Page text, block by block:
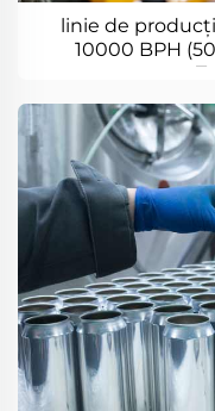
linie de
10000 BPH